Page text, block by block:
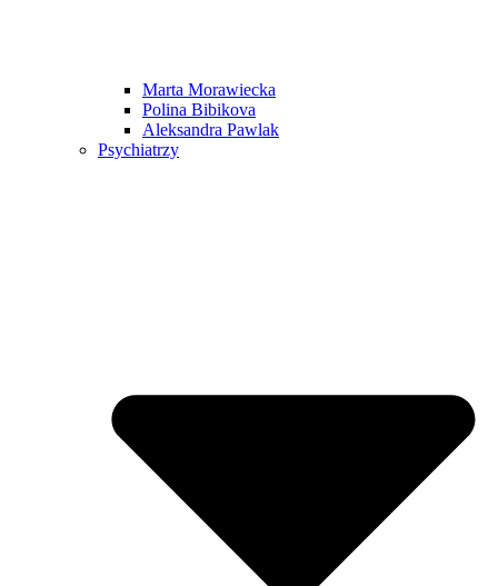
Marta Morawiecka
Polina Bibikova
Aleksandra Pawlak
Psychiatrzy